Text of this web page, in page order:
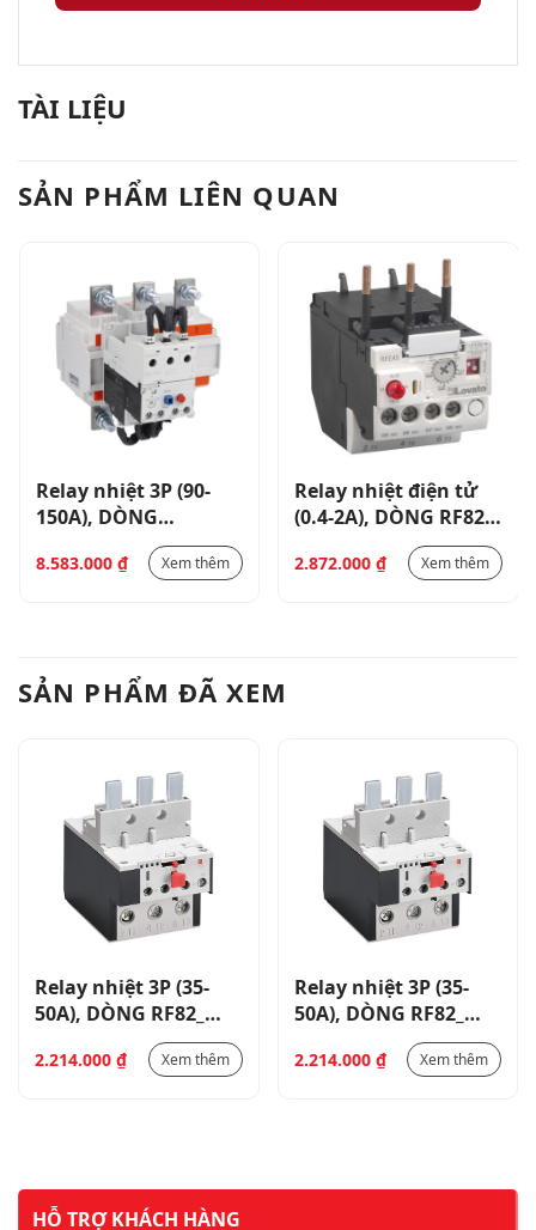
TÀI LIỆU
SẢN PHẨM LIÊN QUAN
Relay nhiệt 3P (90-
150A), DÒNG
RF200_RF200150
8.583.000 ₫ Xem thêm
Relay nhiệt điện tử
(0.4-2A), DÒNG RF82 _
2.872.000 ₫ Xem thêm
SẢN PHẨM ĐÃ XEM
Relay nhiệt 3P (35-
50A), DÒNG RF82_
2.214.000 ₫ Xem thêm
Relay nhiệt 3P (35-
50A), DÒNG RF82_
2.214.000 ₫ Xem thêm
HỖ TRỢ KHÁCH HÀNG